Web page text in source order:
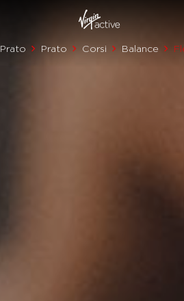
Prato Prato Corsi Balance